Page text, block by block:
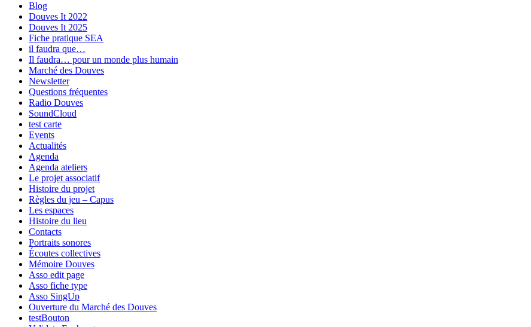
Blog
Douves It 2022
Douves It 2025
Fiche pratique SEA
il faudra que…
Il faudra… pour un monde plus humain
Marché des Douves
Newsletter
Questions fréquentes
Radio Douves
SoundCloud
test carte
Events
Actualités
Agenda
Agenda ateliers
Le projet associatif
Histoire du projet
Règles du jeu – Capus
Les espaces
Histoire du lieu
Contacts
Portraits sonores
Écoutes collectives
Mémoire Douves
Asso edit page
Asso fiche type
Asso SingUp
Ouverture du Marché des Douves
testBouton